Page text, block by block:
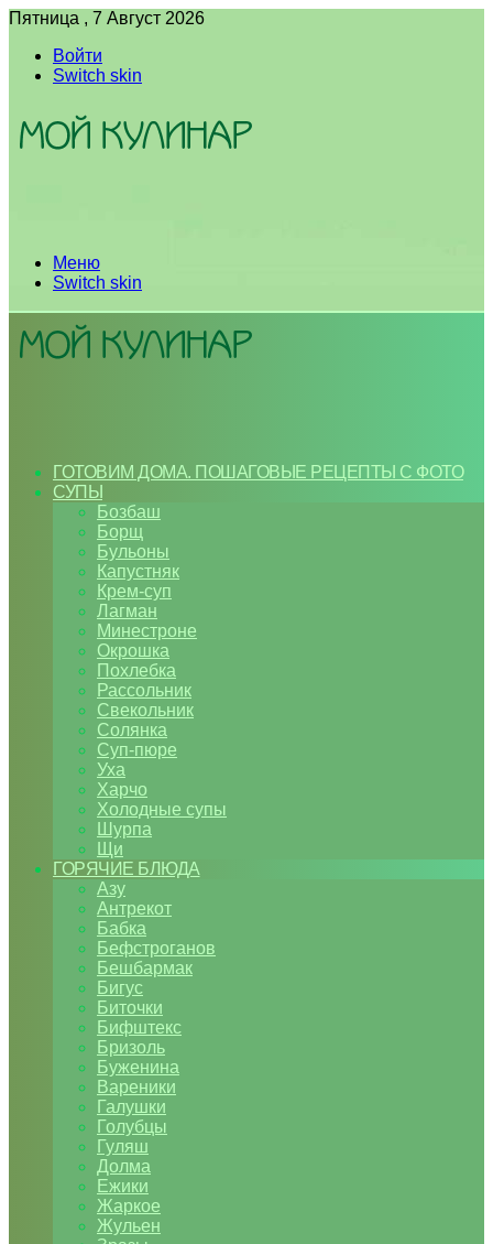
Пятница , 7 Август 2026
Войти
Switch skin
Меню
Switch skin
ГОТОВИМ ДОМА. ПОШАГОВЫЕ РЕЦЕПТЫ С ФОТО
СУПЫ
Бозбаш
Борщ
Бульоны
Капустняк
Крем-суп
Лагман
Минестроне
Окрошка
Похлебка
Рассольник
Свекольник
Солянка
Суп-пюре
Уха
Харчо
Холодные супы
Шурпа
Щи
ГОРЯЧИЕ БЛЮДА
Азу
Антрекот
Бабка
Бефстроганов
Бешбармак
Бигус
Биточки
Бифштекс
Бризоль
Буженина
Вареники
Галушки
Голубцы
Гуляш
Долма
Ежики
Жаркое
Жульен